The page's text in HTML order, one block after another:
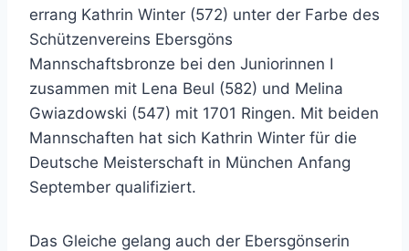
errang Kathrin Winter (572) unter der Farbe des
Schützenvereins Ebersgöns
Mannschaftsbronze bei den Juniorinnen I
zusammen mit Lena Beul (582) und Melina
Gwiazdowski (547) mit 1701 Ringen. Mit beiden
Mannschaften hat sich Kathrin Winter für die
Deutsche Meisterschaft in München Anfang
September qualifiziert.
Das Gleiche gelang auch der Ebersgönserin